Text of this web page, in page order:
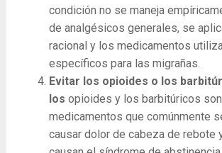
condición no se maneja
de analgésicos generales, se
racional y los medicamentos
específicos para las migrañas.
Evitar los opioides o los
los opioides y los barbitúricos
medicamentos que comúnmente
causar dolor de cabeza de rebote